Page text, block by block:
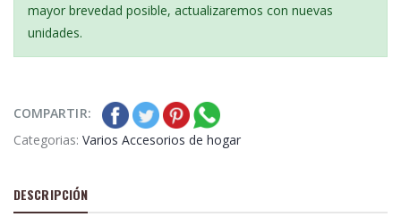
mayor brevedad posible, actualizaremos con nuevas
unidades.
COMPARTIR:
Categorias: Varios Accesorios de hogar
DESCRIPCIÓN